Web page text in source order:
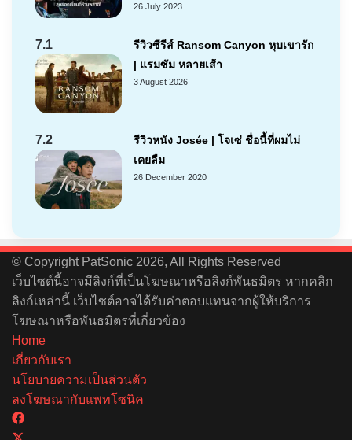
26 July 2023
7.1
รีวิวซีรีส์ Ransom Canyon หุบเขารัก
| แรมซัม หลายเส้า
3 August 2026
7.2
รีวิวหนัง Josée | โจเซ่ ชื่อนี้ที่ผมไม่
เคยลืม
26 December 2020
© Copyright PatSonic 2026, All Rights Reserved
เว็บไซต์นี้อาจมีลิงก์ที่เป็นโฆษณาหรือลิงก์พันธมิตร หากคลิก
ลิงก์เหล่านี้ เว็บไซต์อาจได้รับค่าตอบแทนจากผู้ให้บริการ
โฆษณาหรือพันธมิตรที่เกี่ยวข้อง
Home
เกี่ยวกับเรา
นโยบายความเป็นส่วนตัว
ลงโฆษณากับแพทโซนิค